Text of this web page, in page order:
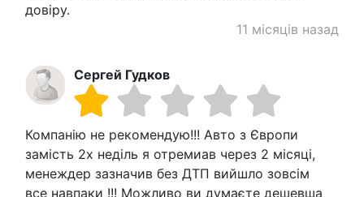
довіру.
11 місяців назад
Сергей Гудков
Компанію не рекомендую!!! Авто з Європи
замість 2х неділь я отремиав через 2 місяці,
менеждер зазначив без ДТП вийшло зовсім
все навпаки !!! Можливо ви думаєте дешевша